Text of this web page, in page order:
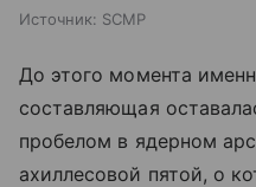
Источник: SCMP
До этого момента
составляющая
пробелом в ядерном
ахиллесовой пятой, о